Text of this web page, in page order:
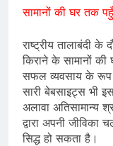
सामानों की घर तक
राष्ट्रीय तालाबंदी
किराने के सामानों
सफल व्यवसाय के रूप
सारी बेबसाइट्स भी
अलावा अतिसामान्य
द्वारा अपनी
सिद्ध हो सकता है।